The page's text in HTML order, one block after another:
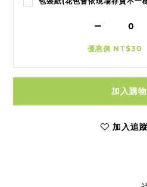
優惠價 NT$30
加入購
加入追